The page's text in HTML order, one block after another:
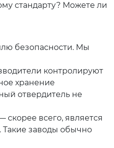
стандарту? Можете ли
безопасности. Мы
контролируют
хранение
отвердитель не
всего, является
заводы обычно